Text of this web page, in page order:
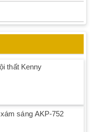
thất Kenny
sáng AKP-752